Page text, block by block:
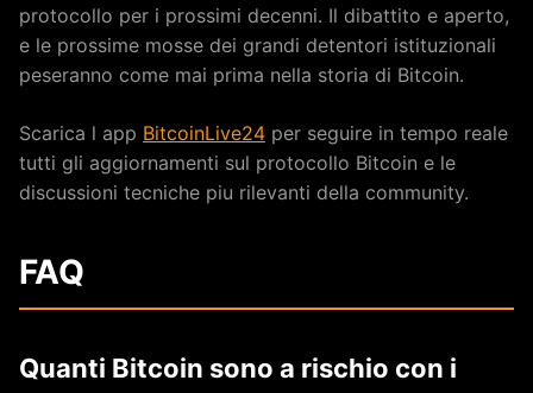
protocollo per i prossimi decenni. Il dibattito e aperto,
e le prossime mosse dei grandi detentori istituzionali
peseranno come mai prima nella storia di Bitcoin.
Scarica l app BitcoinLive24 per seguire in tempo reale
tutti gli aggiornamenti sul protocollo Bitcoin e le
discussioni tecniche piu rilevanti della community.
FAQ
Quanti Bitcoin sono a rischio con i